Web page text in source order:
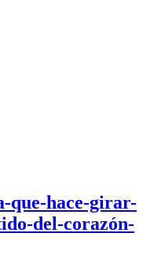
que-hace-girar-
del-corazón-